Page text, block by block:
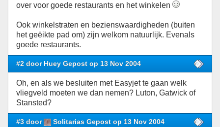
over voor goede restaurants en het winkelen
Ook winkelstraten en bezienswaardigheden (buiten
het geëikte pad om) zijn welkom natuurlijk. Evenals
goede restaurants.
#2 door Huey Gepost op 13 Nov 2004
Oh, en als we besluiten met Easyjet te gaan welk
vliegveld moeten we dan nemen? Luton, Gatwick of
Stansted?
#3 door Solitarias Gepost op 13 Nov 2004